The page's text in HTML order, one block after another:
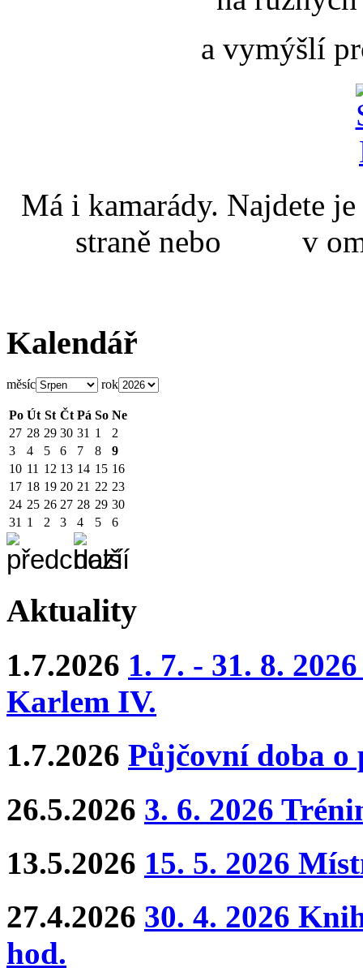
a vymýšlí
Má i kamarády.
straně nebo v
Kalendář
měsíc rok
Po Út St Čt Pá So Ne
27 28 29 30 31 1
2
3
4 5 6 7 8
9
10 11 12 13 14 15 16
17 18 19 20 21 22 23
24 25 26 27 28 29 30
31 1 2 3 4 5 6
Aktuality
1.7.2026 1. 7. - 31. 8.
Karlem IV.
1.7.2026 Půjčovní doba o
26.5.2026 3. 6. 2026
13.5.2026 15. 5. 2026
27.4.2026 30. 4. 2026
hod.